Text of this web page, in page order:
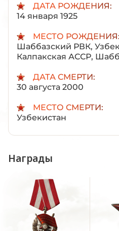
ДАТА РОЖДЕНИЯ:
14 января 1925
МЕСТО РОЖДЕНИЯ:
Шаббазский РВК,
Калпакская АССР,
ДАТА СМЕРТИ:
30 августа 2000
МЕСТО СМЕРТИ:
Узбекистан
Награды